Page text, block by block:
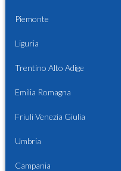
Piemonte
Liguria
Trentino Alto Adige
Emilia Romagna
Friuli Venezia Giulia
Umbria
Campania